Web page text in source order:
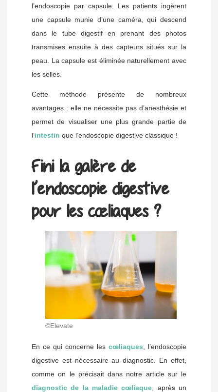
l’endoscopie par capsule. Les patients ingèrent
une capsule munie d’une caméra, qui descend
dans le tube digestif en prenant des photos
transmises ensuite à des capteurs situés sur la
peau. La capsule est éliminée naturellement avec
les selles.
Cette méthode présente de nombreux
avantages : elle ne nécessite pas d’anesthésie et
permet de visualiser une plus grande partie de
l’intestin que l’endoscopie digestive classique !
Fini la galère de
l’endoscopie digestive
pour les cœliaques ?
©Elevate
En ce qui concerne les cœliaques , l’endoscopie
digestive est nécessaire au diagnostic. En effet,
comme on le précisait dans notre article sur le
diagnostic de la maladie cœliaque , après un